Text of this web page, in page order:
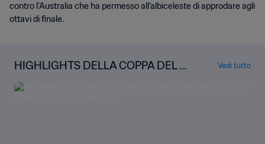
contro l'Australia che ha permesso all'albiceleste di approdare agli
ottavi di finale.
HIGHLIGHTS DELLA COPPA DEL M
ONDO
Vedi tutto